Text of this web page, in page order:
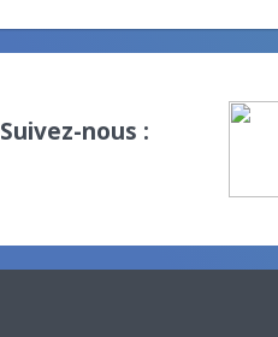
Suivez-nous :